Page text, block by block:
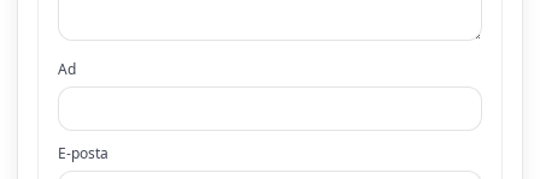
Ad
E-posta